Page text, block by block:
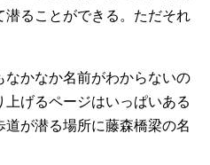
ることができる。ただそれ
なかなか名前がわからないの
げるページはいっぱいある
が潜る場所に藤森橋梁の名